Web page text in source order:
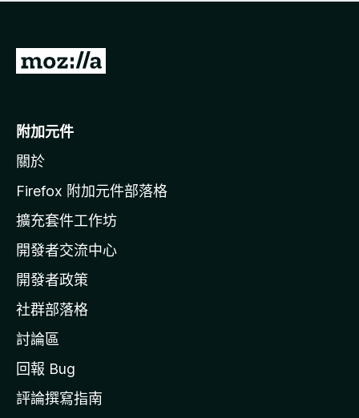
有
前
o
i
l
a
官
網
附加元件
關於
Firefox 附加元件部落格
擴充套件工作坊
開發者交流中心
開發者政策
社群部落格
討論區
回報 Bug
評論撰寫指南